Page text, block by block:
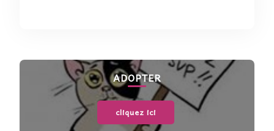
ADOPTER
cliquez ici